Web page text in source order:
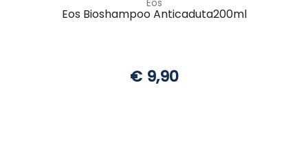
Eos Bioshampoo Anticaduta200ml
€ 9,90